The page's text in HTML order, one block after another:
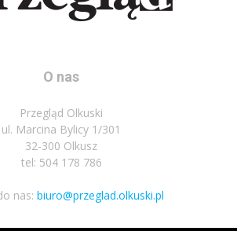
O nas
Przegląd Olkuski
ul. Marcina Bylicy 1/301
32-300 Olkusz
tel: 504 178 786
nas: biuro@przeglad.olkuski.pl